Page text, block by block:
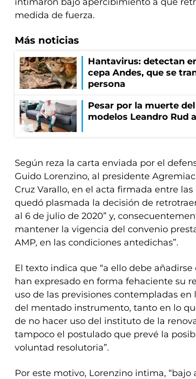
medida de fuerza.
Más noticias
Hantavirus: detectan
cepa Andes, que se
persona
Pesar por la muerte
modelos Leandro Rud
Según reza la carta enviada por el
Guido Lorenzino, al presidente
Cruz Varallo, en el acta firmada entre
quedó plasmada la decisión de
al 6 de julio de 2020” y,
mantener la vigencia del convenio
AMP, en las condiciones antedichas”.
El texto indica que “a ello debe
han expresado en forma fehaciente su
uso de las previsiones contempladas
del mentado instrumento, tanto en lo
de no hacer uso del instituto de la
tampoco el postulado que prevé la
voluntad resolutoria”.
Por este motivo, Lorenzino intima,